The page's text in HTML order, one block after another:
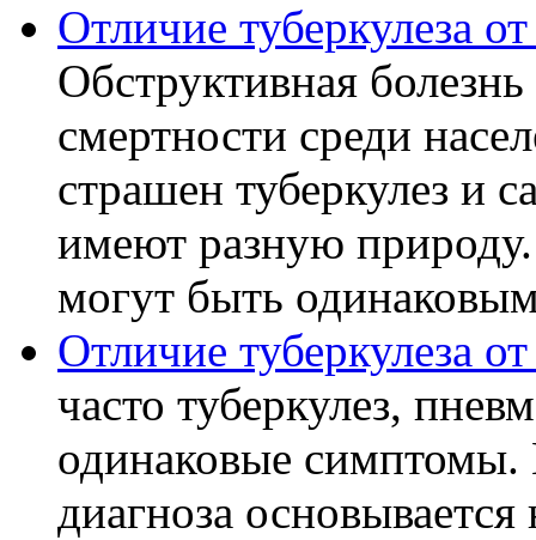
Отличие туберкулеза
Обструктивная
смертности среди
страшен туберкулез и
имеют разную
могут быть
Отличие туберкулеза
часто туберкулез,
одинаковые симптомы.
диагноза